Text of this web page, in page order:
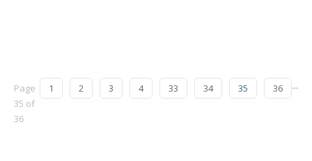
1 2 3 4 ...
33 34 35 36
Page
35 of
36